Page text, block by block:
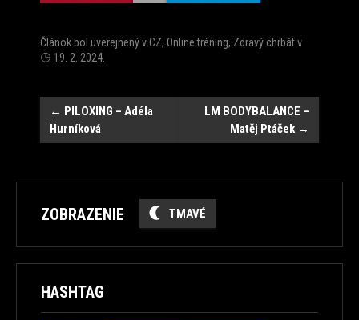
Článok bol uverejnený vCZ, Online tréning, Zdravý chrbátv
19. 2. 2024
Post
navigation
← PILOXING – Adéla
Hurníková
LM BODYBALANCE –
Matěj Ptáček →
ZOBRAZENIE TMAVÉ
HASHTAG